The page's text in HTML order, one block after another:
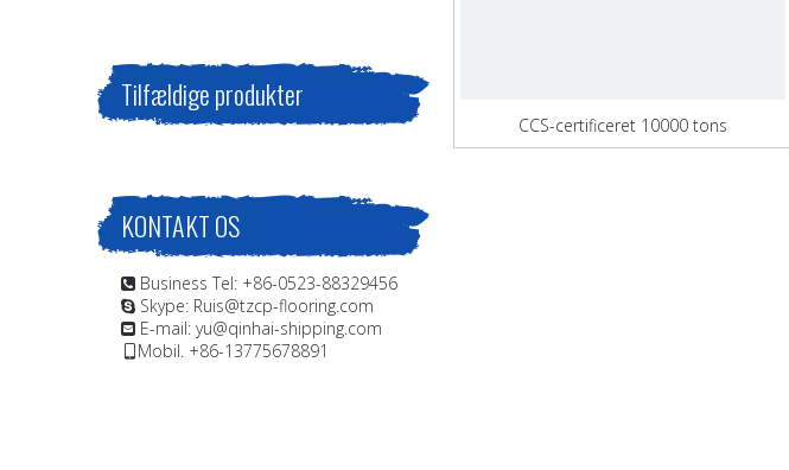
Tilfældige produkter
KONTAKT OS
 Business Tel: +86-0523-88329456
 Skype: Ruis@tzcp-flooring.com
 E-mail: yu@qinhai-shipping.com
Mobil. +86-13775678891
CCS-certificeret 10000 tons
transportbulkskib